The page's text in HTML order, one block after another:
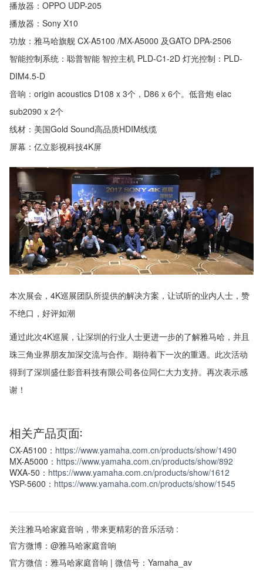
播放器：OPPO UDP-205
播放器：Sony X10
功放：雅马哈旗舰 CX-A5100 /MX-A5000 及GATO DPA-2506
智能控制系统：聪普智能 智控主机 PLD-C1-2D 灯光控制：PLD-
DIM4.5-D
音响：origin acoustics D108 x 3个，D86 x 6个。低音炮 elac
sub2090 x 2个
线材：美国Gold Sound高品质HDIM线缆
屏幕：亿立影视科技4K屏
本次展会，4K巡展团队所提供的解决方案，让试听的业内人士，赞
不绝口，好评如潮
通过此次4K巡展，让深圳的行业人士更进一步的了解雅马哈，并且
珠三角业界朋友加深交流与合作。期待着下一次的重遇。此次活动
得到了深圳盛仕影音科技有限公司各位同仁大力支持。再次表示感
谢！
相关产品页面:
CX-A5100： https://www.yamaha.com.cn/products/show/1490
MX-A5000： https://www.yamaha.com.cn/products/show/892
WXA-50： https://www.yamaha.com.cn/products/show/1612
YSP-5600： https://www.yamaha.com.cn/products/show/1545
关注雅马哈家庭音响，带来更精彩的音乐活动 :
官方微博：@雅马哈家庭音响
官方微信：雅马哈家庭音响 | 微信号：Yamaha_av